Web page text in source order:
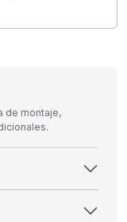
de montaje,